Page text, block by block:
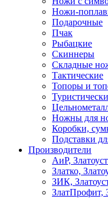
Ножи-
Подарочные
Пчак
Рыбацкие
Скиннеры
Складные
Тактические
Топоры и
Ножны для
Коробки,
Подставки
Производители
АиР, Златоуст
Златко,
ЗИК,
ЗлатПрофит,